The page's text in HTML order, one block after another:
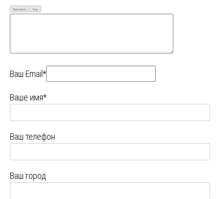
Визуально Код
Ваш Email*
Ваше имя*
Ваш телефон
Ваш город